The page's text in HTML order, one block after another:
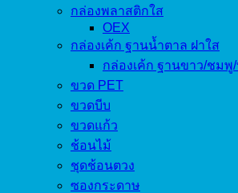
กล่องพลาสติกใส
OEX
กล่องเค้ก ฐานน้ำตาล ฝาใส
กล่องเค้ก ฐานขาว/ชมพู
ขวด PET
ขวดบีบ
ขวดแก้ว
ช้อนไม้
ชุดช้อนตวง
ซองกระดาษ